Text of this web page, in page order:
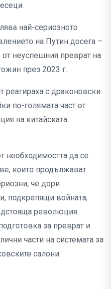
най-сериозното
на Путин досега –
неуспешния преврат на
през 2023 г.
реагираха с драконовски
по-голямата част от
на китайската
необходимостта да се
които продължават
че дори
подкрепящи войната,
революция.
за преврат и
части на системата за
салони.